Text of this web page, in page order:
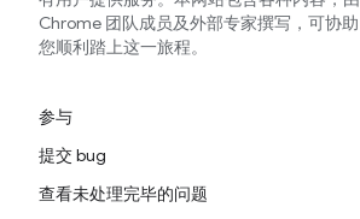
Chrome 团队成员及外部专家撰写，可协助
您顺利踏上这一旅程。
参与
提交 bug
查看未处理完毕的问题